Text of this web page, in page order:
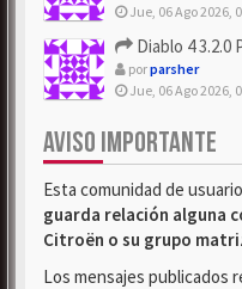
Jue, 06 Ago 2026,
Diablo 4 3.2.0
porparsher
Jue, 06 Ago 2026,
AVISO IMPORTANTE
Esta comunidad de
guarda relación alguna
Citroën o su grupo
Los mensajes publicados